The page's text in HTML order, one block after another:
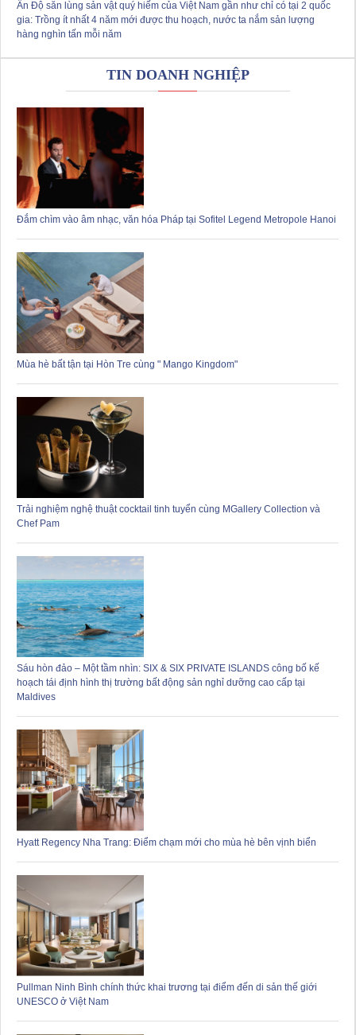
Ấn Độ săn lùng sản vật quý hiếm của Việt Nam gần như chỉ có tại 2 quốc
gia: Trồng ít nhất 4 năm mới được thu hoạch, nước ta nắm sản lượng
hàng nghìn tấn mỗi năm
TIN DOANH NGHIỆP
Đắm chìm vào âm nhạc, văn hóa Pháp tại Sofitel Legend Metropole Hanoi
Mùa hè bất tận tại Hòn Tre cùng " Mango Kingdom"
Trải nghiệm nghệ thuật cocktail tinh tuyển cùng MGallery Collection và
Chef Pam
Sáu hòn đảo – Một tầm nhìn: SIX & SIX PRIVATE ISLANDS công bố kế
hoạch tái định hình thị trường bất động sản nghỉ dưỡng cao cấp tại
Maldives
Hyatt Regency Nha Trang: Điểm chạm mới cho mùa hè bên vịnh biển
Pullman Ninh Bình chính thức khai trương tại điểm đến di sản thế giới
UNESCO ở Việt Nam